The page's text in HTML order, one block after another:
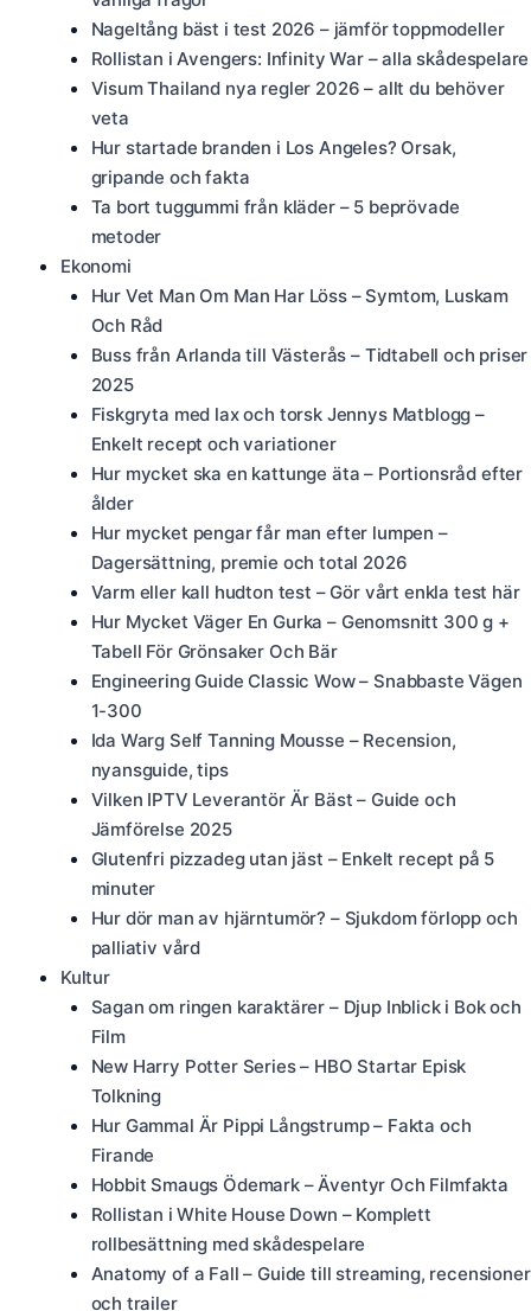
Nageltång bäst i test 2026 – jämför toppmodeller
Rollistan i Avengers: Infinity War – alla skådespelare
Visum Thailand nya regler 2026 – allt du behöver
veta
Hur startade branden i Los Angeles? Orsak,
gripande och fakta
Ta bort tuggummi från kläder – 5 beprövade
metoder
Ekonomi
Hur Vet Man Om Man Har Löss – Symtom, Luskam
Och Råd
Buss från Arlanda till Västerås – Tidtabell och priser
2025
Fiskgryta med lax och torsk Jennys Matblogg –
Enkelt recept och variationer
Hur mycket ska en kattunge äta – Portionsråd efter
ålder
Hur mycket pengar får man efter lumpen –
Dagersättning, premie och total 2026
Varm eller kall hudton test – Gör vårt enkla test här
Hur Mycket Väger En Gurka – Genomsnitt 300 g +
Tabell För Grönsaker Och Bär
Engineering Guide Classic Wow – Snabbaste Vägen
1-300
Ida Warg Self Tanning Mousse – Recension,
nyansguide, tips
Vilken IPTV Leverantör Är Bäst – Guide och
Jämförelse 2025
Glutenfri pizzadeg utan jäst – Enkelt recept på 5
minuter
Hur dör man av hjärntumör? – Sjukdom förlopp och
palliativ vård
Kultur
Sagan om ringen karaktärer – Djup Inblick i Bok och
Film
New Harry Potter Series – HBO Startar Episk
Tolkning
Hur Gammal Är Pippi Långstrump – Fakta och
Firande
Hobbit Smaugs Ödemark – Äventyr Och Filmfakta
Rollistan i White House Down – Komplett
rollbesättning med skådespelare
Anatomy of a Fall – Guide till streaming, recensioner
och trailer